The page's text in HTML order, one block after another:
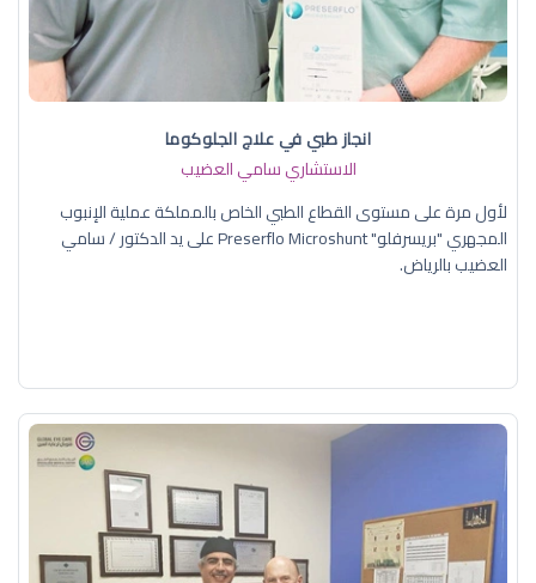
انجاز طبي في علاج الجلوكوما
الاستشاري سامي العضيب
لأول مرة على مستوى القطاع الطبي الخاص بالمملكة عملية الإنبوب
المجهري "بريسرفلو" Preserflo Microshunt على يد الدكتور / سامي
العضيب بالرياض.